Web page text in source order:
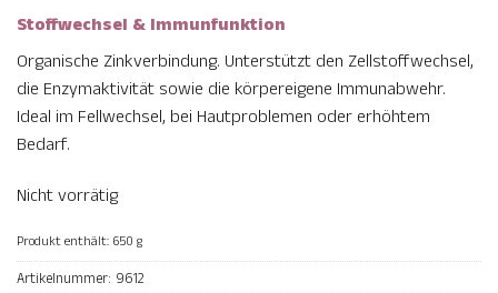
Stoffwechsel & Immunfunktion
Organische Zinkverbindung. Unterstützt den Zellstoffwechsel,
die Enzymaktivität sowie die körpereigene Immunabwehr.
Ideal im Fellwechsel, bei Hautproblemen oder erhöhtem
Bedarf.
Nicht vorrätig
Produkt enthält: 650 g
Artikelnummer: 9612